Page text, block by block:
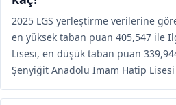
2025 LGS yerleştirme verilerine
en yüksek taban puan 405,547 ile
Lisesi, en düşük taban puan
Şenyiğit Anadolu İmam Hatip